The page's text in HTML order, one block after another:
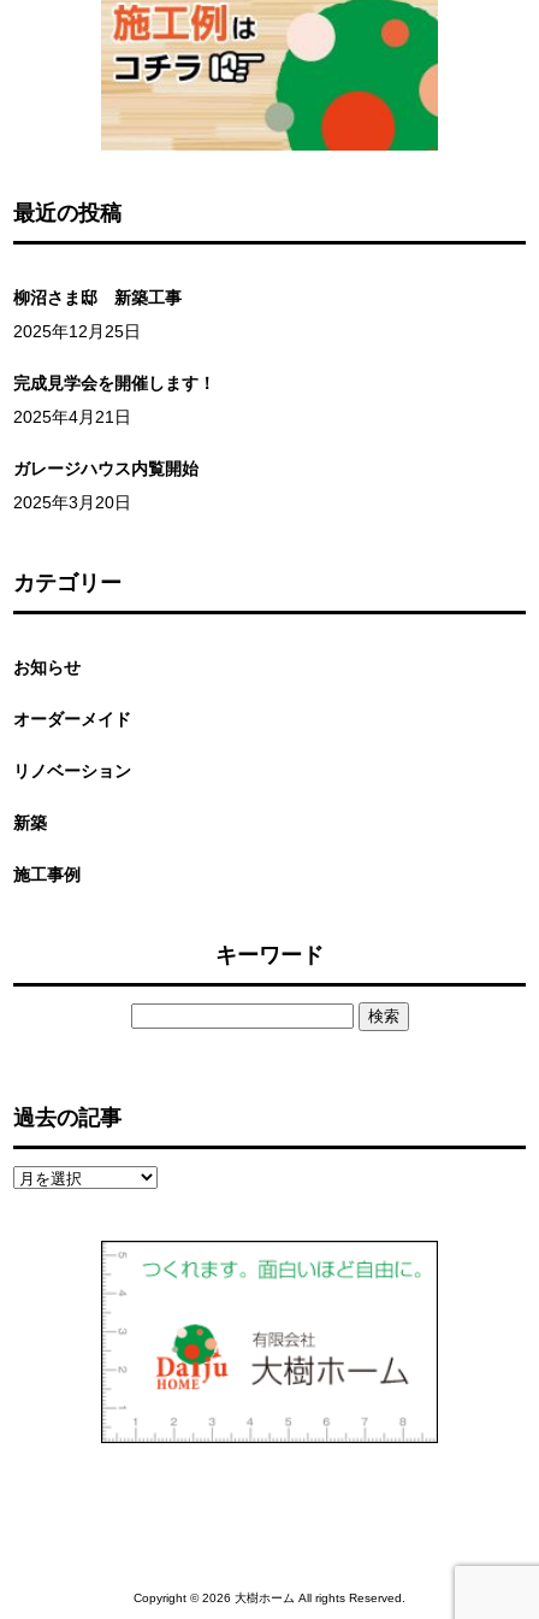
最近の投稿
柳沼さま邸 新築工事
2025年12月25日
完成見学会を開催します！
2025年4月21日
ガレージハウス内覧開始
2025年3月20日
カテゴリー
お知らせ
オーダーメイド
リノベーション
新築
施工事例
キーワード
過去の記事
過
Copyright © 2026 大樹ホーム All rights Reserved.